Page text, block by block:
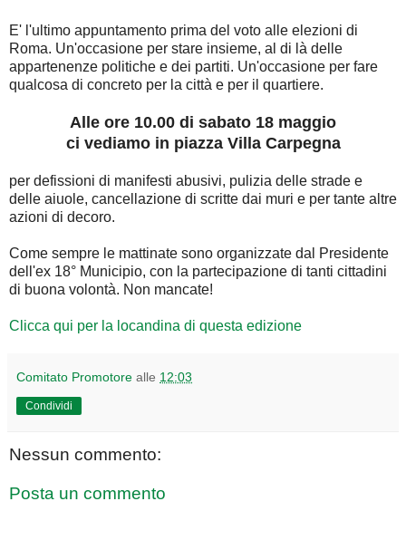
E' l'ultimo appuntamento prima del voto alle elezioni di
Roma. Un'occasione per stare insieme, al di là delle
appartenenze politiche e dei partiti. Un'occasione per fare
qualcosa di concreto per la città e per il quartiere.
Alle ore 10.00 di sabato 18 maggio
ci vediamo in piazza Villa Carpegna
per defissioni di manifesti abusivi, pulizia delle strade e
delle aiuole, cancellazione di scritte dai muri e per tante altre
azioni di decoro.
Come sempre le mattinate sono organizzate dal Presidente
dell'ex 18° Municipio, con la partecipazione di tanti cittadini
di buona volontà. Non mancate!
Clicca qui per la locandina di questa edizione
Comitato Promotore alle 12:03
Condividi
Nessun commento:
Posta un commento